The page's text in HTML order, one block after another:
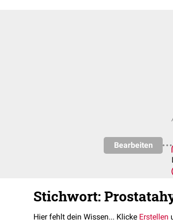
Bearbeiten
Stichwort:
Hier fehlt dein Wissen... Klicke Erstellen